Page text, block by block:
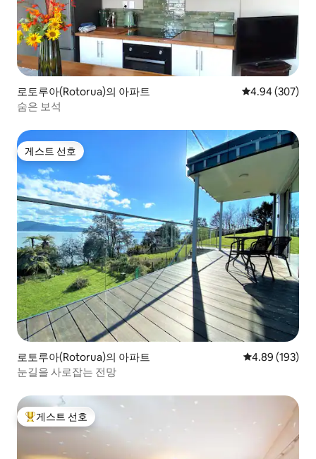
로토루아(Rotorua)의 아파트 평점 4.94점(5
4.94 (307)
숨은 보석
게스트 선호
게스트 선호
로토루아(Rotorua)의 아파트 평점 4.89점(5
4.89 (193)
눈길을 사로잡는 전망
상위 게스트 선호
게스트 선호